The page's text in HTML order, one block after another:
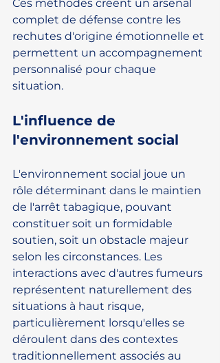
Ces méthodes créent un arsenal
complet de défense contre les
rechutes d'origine émotionnelle et
permettent un accompagnement
personnalisé pour chaque
situation.
L'influence de
l'environnement social
L'environnement social joue un
rôle déterminant dans le maintien
de l'arrêt tabagique, pouvant
constituer soit un formidable
soutien, soit un obstacle majeur
selon les circonstances. Les
interactions avec d'autres fumeurs
représentent naturellement des
situations à haut risque,
particulièrement lorsqu'elles se
déroulent dans des contextes
traditionnellement associés au